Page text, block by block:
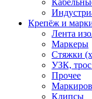
Крепёж и
Лента
Маркеры
Стяжки
УЗК, трос
Прочее
Клипсы